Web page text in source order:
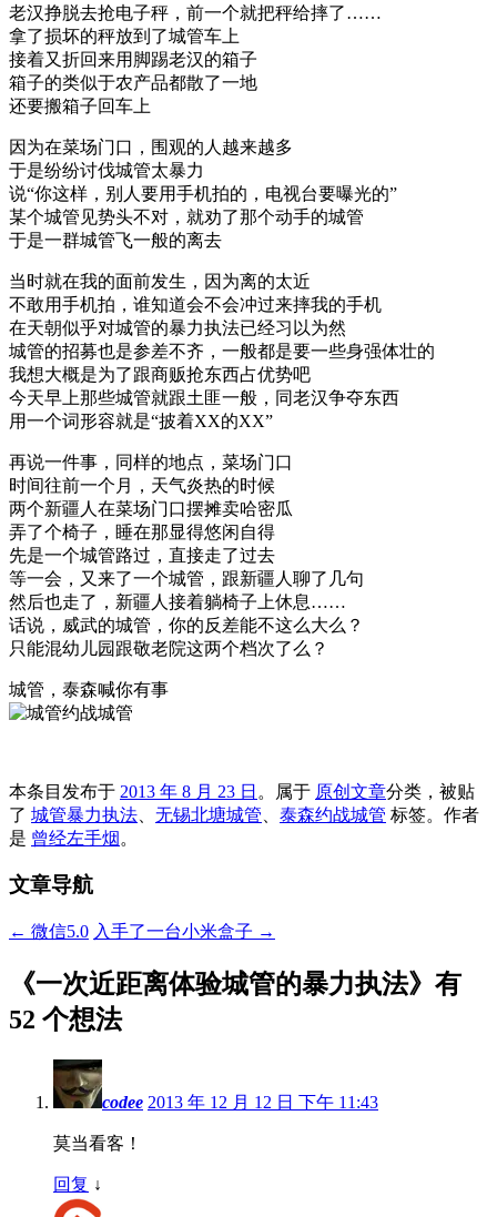
老汉挣脱去抢电子秤，前一个就把秤给摔了……
拿了损坏的秤放到了城管车上
接着又折回来用脚踢老汉的箱子
箱子的类似于农产品都散了一地
还要搬箱子回车上
因为在菜场门口，围观的人越来越多
于是纷纷讨伐城管太暴力
说“你这样，别人要用手机拍的，电视台要曝光的”
某个城管见势头不对，就劝了那个动手的城管
于是一群城管飞一般的离去
当时就在我的面前发生，因为离的太近
不敢用手机拍，谁知道会不会冲过来摔我的手机
在天朝似乎对城管的暴力执法已经习以为然
城管的招募也是参差不齐，一般都是要一些身强体壮的
我想大概是为了跟商贩抢东西占优势吧
今天早上那些城管就跟土匪一般，同老汉争夺东西
用一个词形容就是“披着XX的XX”
再说一件事，同样的地点，菜场门口
时间往前一个月，天气炎热的时候
两个新疆人在菜场门口摆摊卖哈密瓜
弄了个椅子，睡在那显得悠闲自得
先是一个城管路过，直接走了过去
等一会，又来了一个城管，跟新疆人聊了几句
然后也走了，新疆人接着躺椅子上休息……
话说，威武的城管，你的反差能不这么大么？
只能混幼儿园跟敬老院这两个档次了么？
城管，泰森喊你有事
本条目发布于 2013 年 8 月 23 日 。属于 原创文章分类，被贴
了 城管暴力执法 无锡北塘城管 泰森约战城管 标签。 作者
是 曾经左手烟。
文章导航
← 微信5.0 入手了一台小米盒子 →
《一次近距离体验城管的暴力执法》有
52 个想法
codee 2013 年 12 月 12 日 下午 11:43
莫当看客！
回复 ↓